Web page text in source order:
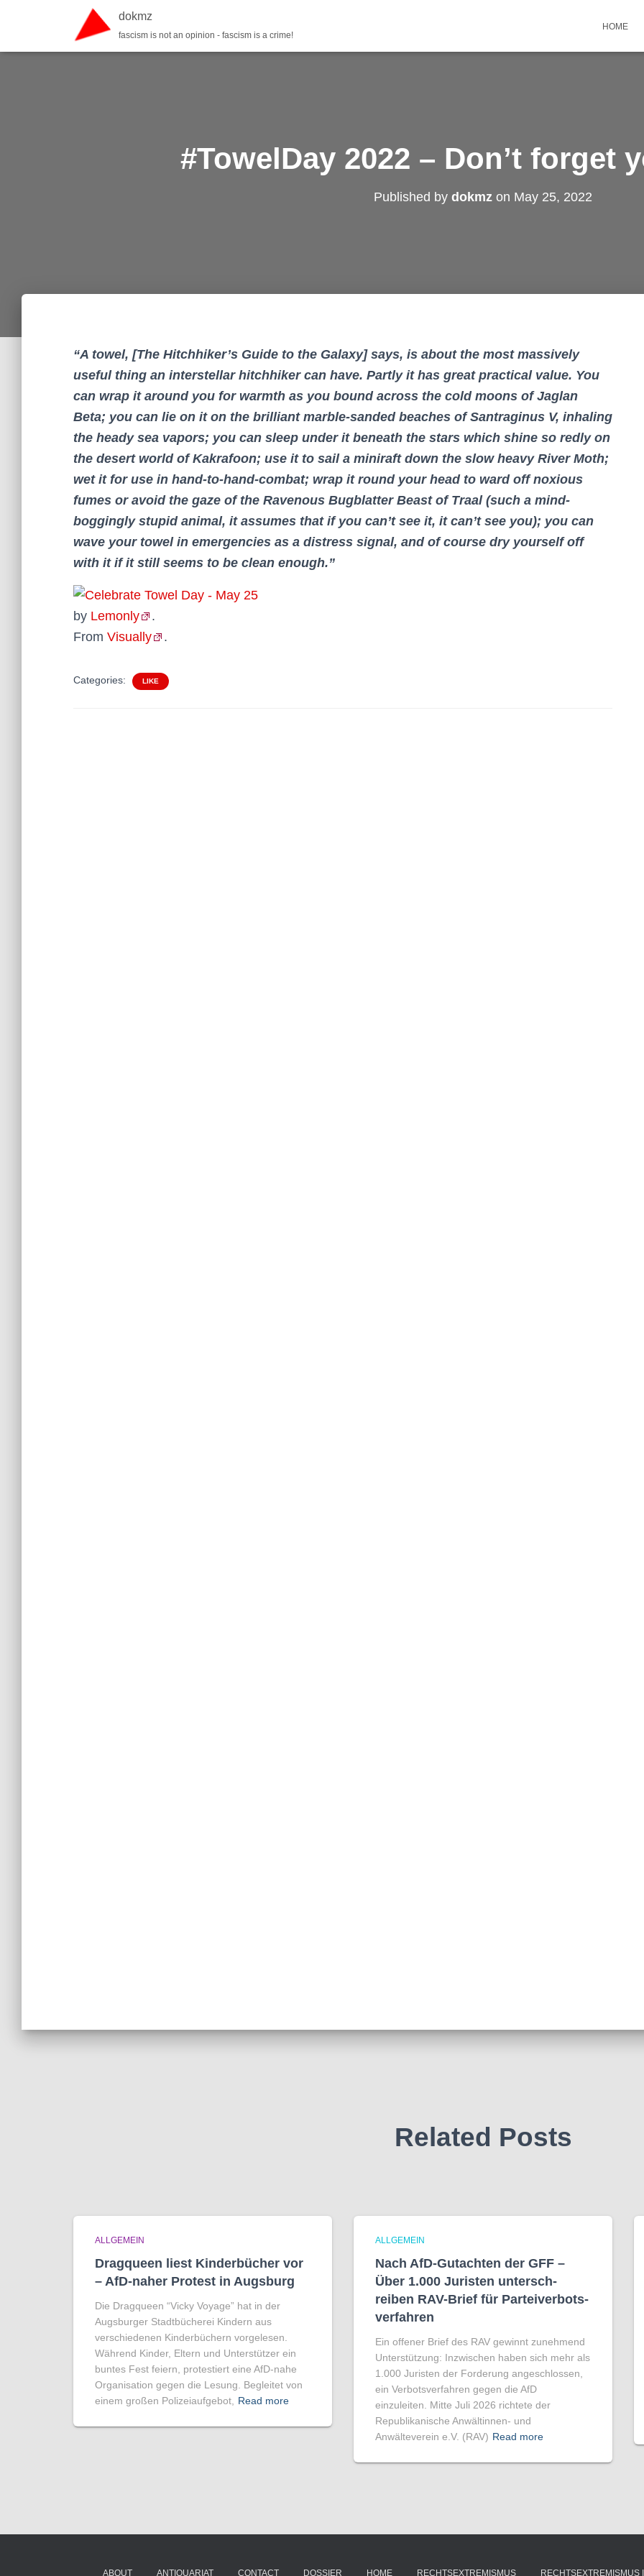
dokmz
fascism is not an opinion - fascism is a crime!
HOME
#TowelDay 2022 – Don’t forget
Published by dokmz on May 25, 2022
“A towel, [The Hitchhiker’s Guide to the Galaxy] says, is about the most massively
useful thing an interstellar hitchhiker can have. Partly it has great practical value. You
can wrap it around you for warmth as you bound across the cold moons of Jaglan
Beta; you can lie on it on the brilliant marble-sanded beaches of Santraginus V, inhaling
the heady sea vapors; you can sleep under it beneath the stars which shine so redly on
the desert world of Kakrafoon; use it to sail a miniraft down the slow heavy River Moth;
wet it for use in hand-to-hand-combat; wrap it round your head to ward off noxious
fumes or avoid the gaze of the Ravenous Bugblatter Beast of Traal (such a mind-
boggingly stupid animal, it assumes that if you can’t see it, it can’t see you); you can
wave your towel in emergencies as a distress signal, and of course dry yourself off
with it if it still seems to be clean enough.”
by Lemonly
.
From Visually .
Categories: LIKE
Related Posts
ALLGEMEIN
Dragqueen liest Kinderbücher vor
– AfD-naher Protest in Augsburg
Die Dragqueen “Vicky Voyage” hat in der
Augsburger Stadtbücherei Kindern aus
verschiedenen Kinderbüchern vorgelesen.
Während Kinder, Eltern und Unterstützer ein
buntes Fest feiern, protestiert eine AfD-nahe
Organisation gegen die Lesung. Begleitet von
einem großen Polizeiaufgebot, Read more
ALLGEMEIN
Nach AfD-Gutachten der GFF –
Über 1.000 Juristen unter­sch­
reiben RAV-Brief für Par­tei­ver­bots­
ver­fahren
Ein offener Brief des RAV gewinnt zunehmend
Unterstützung: Inzwischen haben sich mehr als
1.000 Juristen der Forderung angeschlossen,
ein Verbotsverfahren gegen die AfD
einzuleiten. Mitte Juli 2026 richtete der
Republikanische Anwältinnen- und
Anwälteverein e.V. (RAV) Read more
ABOUT ANTIQUARIAT CONTACT DOSSIER HOME RECHTSEXTREMISMUS RECHTSEXTREMISMUS